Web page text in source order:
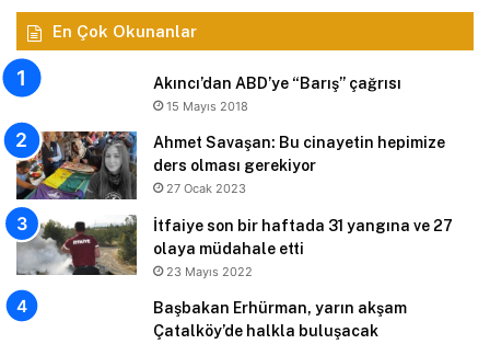
En Çok Okunanlar
Akıncı’dan ABD’ye “Barış” çağrısı
15 Mayıs 2018
Ahmet Savaşan: Bu cinayetin hepimize
ders olması gerekiyor
27 Ocak 2023
İtfaiye son bir haftada 31 yangına ve 27
olaya müdahale etti
23 Mayıs 2022
Başbakan Erhürman, yarın akşam
Çatalköy’de halkla buluşacak